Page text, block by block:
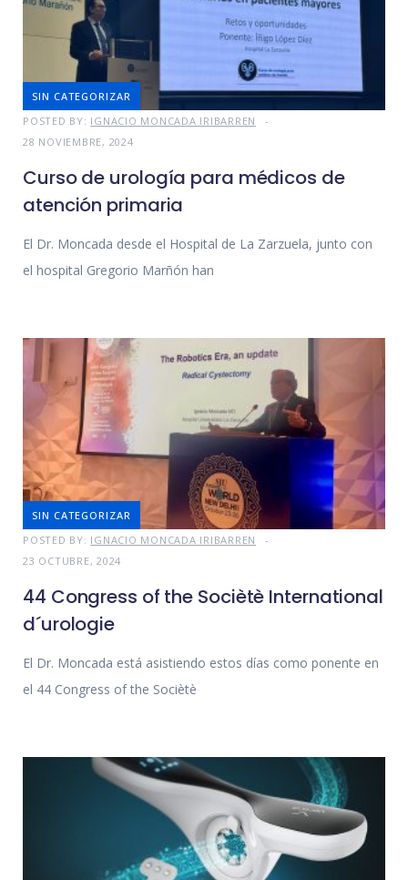
SIN CATEGORIZAR
POSTED BY: IGNACIO MONCADA IRIBARREN
28 NOVIEMBRE, 2024
Curso de urología para médicos de
atención primaria
El Dr. Moncada desde el Hospital de La Zarzuela, junto con
el hospital Gregorio Marñón han
SIN CATEGORIZAR
POSTED BY: IGNACIO MONCADA IRIBARREN
23 OCTUBRE, 2024
44 Congress of the Sociètè International
d´urologie
El Dr. Moncada está asistiendo estos días como ponente en
el 44 Congress of the Sociètè